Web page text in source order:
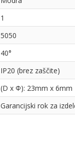
1
5050
40°
IP20 (brez zaščite)
(D x Φ): 23mm x 6mm
Garancijski rok za